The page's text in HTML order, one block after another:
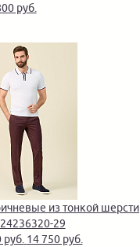
руб.
из тонкой шерсти
29
руб. 14 750 руб.